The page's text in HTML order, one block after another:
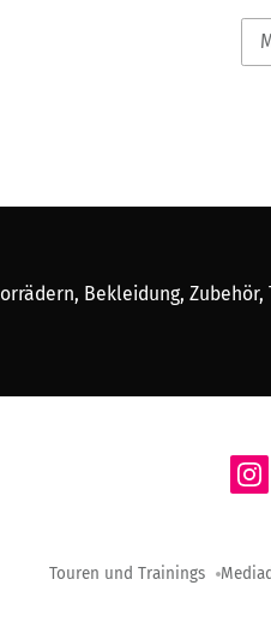
Bekleidung,
Touren und Trainings